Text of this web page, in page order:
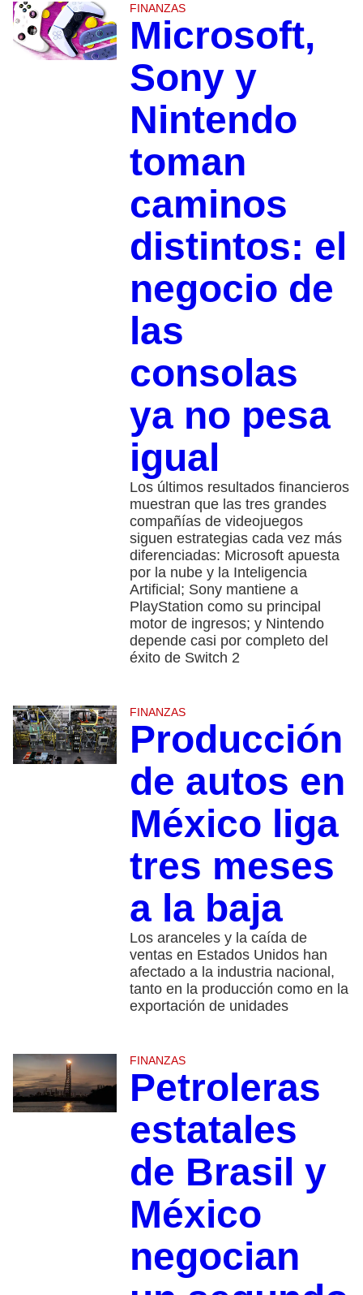
FINANZAS
Microsoft,
Sony y
Nintendo
toman
caminos
distintos: el
negocio de
las
consolas
ya no pesa
igual
Los últimos resultados financieros
muestran que las tres grandes
compañías de videojuegos
siguen estrategias cada vez más
diferenciadas: Microsoft apuesta
por la nube y la Inteligencia
Artificial; Sony mantiene a
PlayStation como su principal
motor de ingresos; y Nintendo
depende casi por completo del
éxito de Switch 2
FINANZAS
Producción
de autos en
México liga
tres meses
a la baja
Los aranceles y la caída de
ventas en Estados Unidos han
afectado a la industria nacional,
tanto en la producción como en la
exportación de unidades
FINANZAS
Petroleras
estatales
de Brasil y
México
negocian